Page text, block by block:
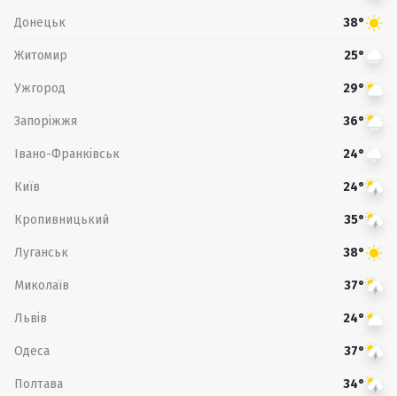
Донецьк 38°
Житомир 25°
Ужгород 29°
Запоріжжя 36°
Івано-Франківськ 24°
Київ 24°
Кропивницький 35°
Луганськ 38°
Миколаїв 37°
Львів 24°
Одеса 37°
Полтава 34°